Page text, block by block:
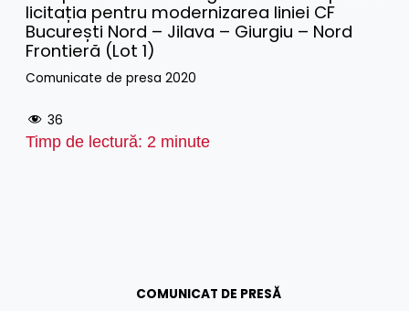
licitația pentru modernizarea liniei CF
București Nord – Jilava – Giurgiu – Nord
Frontieră (Lot 1)
Comunicate de presa 2020
36
Timp de lectură: 2 minute
COMUNICAT DE PRESĂ